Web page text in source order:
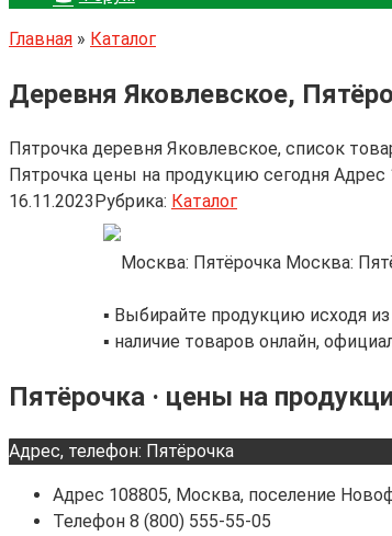
Главная » Каталог
Деревня Яковлевское,
Пятрочка деревня Яковлевское, список
Пятрочка цены на продукцию сегодня
16.11.2023Рубрика: Каталог
Москва:
▪️ Выбирайте продукцию исходя из
▪️ наличие товаров онлайн,
Пятёрочка · цены на
Адрес, телефон: Пятёрочка
Адрес 108805, Москва, поселение
Телефон 8 (800) 555-55-05